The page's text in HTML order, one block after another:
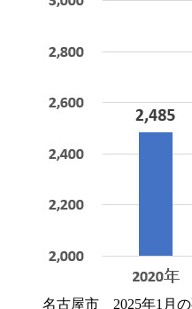
名古屋市 2025年1月